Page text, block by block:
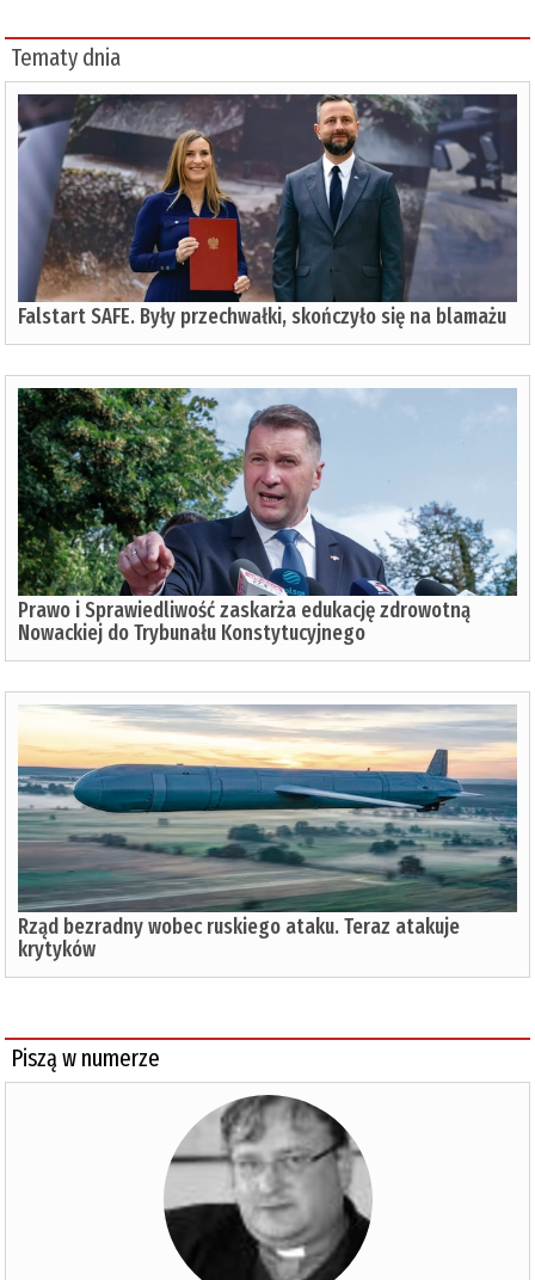
Tematy dnia
Falstart SAFE. Były przechwałki, skończyło się na blamażu
Prawo i Sprawiedliwość zaskarża edukację zdrowotną
Nowackiej do Trybunału Konstytucyjnego
Rząd bezradny wobec ruskiego ataku. Teraz atakuje
krytyków
Piszą w numerze